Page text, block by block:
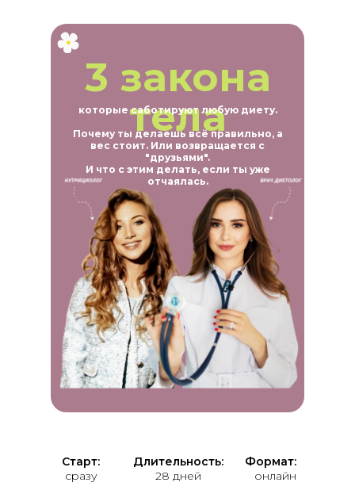
3 закона
тела
Старт:
сразу
Длительность:
28 дней
Формат:
онлайн
которые саботируют любую диету.
Почему ты делаешь всё правильно, а
вес стоит. Или возвращается с
"друзьями".
И что с этим делать, если ты уже
отчаялась.